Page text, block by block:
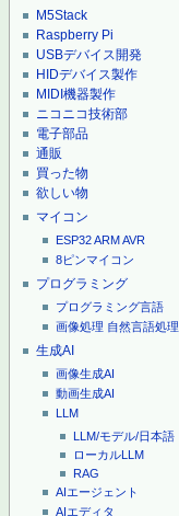
M5Stack
Raspberry Pi
USBデバイス開発
HIDデバイス製作
MIDI機器製作
ニコニコ技術部
電子部品
通販
買った物
欲しい物
マイコン
ESP32ARMAVR
8ピンマイコン
プログラミング
プログラミング言語
画像処理 自然言語処理
生成AI
画像生成AI
動画生成AI
LLM
LLM/モデル/日本語
ローカルLLM
RAG
AIエージェント
AIエディタ